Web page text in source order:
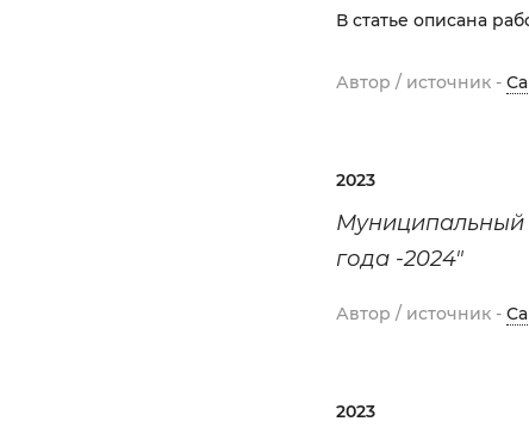
В статье описана
Автор / источник -
2023
Муниципальный
года -2024"
Автор / источник -
2023